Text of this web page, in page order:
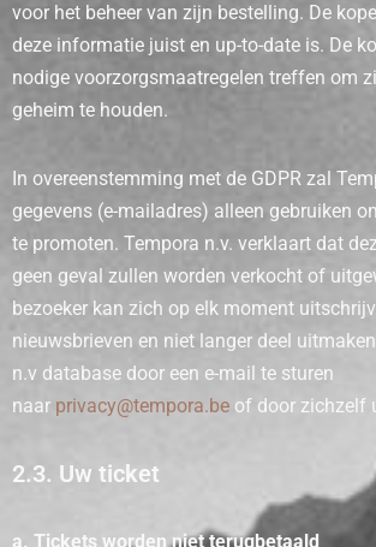
voor het beheer van zijn bestelling. De
deze informatie juist en up-to-date is. De
nodige voorzorgsmaatregelen treffen om
geheim te houden.
In overeenstemming met de GDPR zal
gegevens (e-mailadres) alleen gebruiken
te promoten. Tempora n.v. verklaart dat
geen geval zullen worden verkocht of
bezoeker kan zich op elk moment
nieuwsbrieven en niet langer deel
n.v database door een e-mail te sturen
naar privacy@tempora.be of door zichzelf
2.3. Uw ticket
a. Tickets worden niet terugbetaald